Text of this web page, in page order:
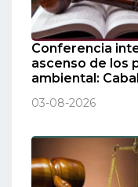
Conferencia
ascenso de los
ambiental:
03-08-2026